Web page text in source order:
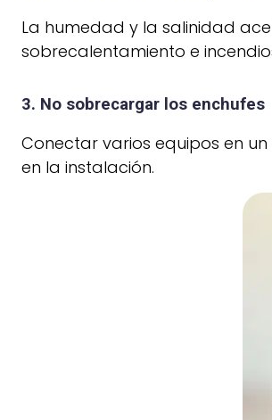
La humedad y la salinidad
sobrecalentamiento e
3. No sobrecargar los enchufes
Conectar varios equipos en
en la instalación.